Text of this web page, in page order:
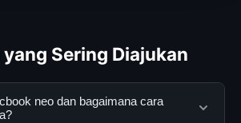
Sering Diajukan
neo dan bagaimana cara